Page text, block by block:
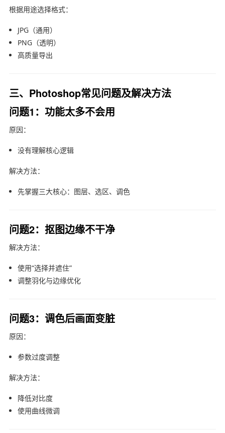
根据用途选择格式：
JPG（通用）
PNG（透明）
高质量导出
三、Photoshop常见问题及解决方法
问题1：功能太多不会用
原因：
没有理解核心逻辑
解决方法：
先掌握三大核心：图层、选区、调色
问题2：抠图边缘不干净
解决方法：
使用“选择并遮住”
调整羽化与边缘优化
问题3：调色后画面变脏
原因：
参数过度调整
解决方法：
降低对比度
使用曲线微调